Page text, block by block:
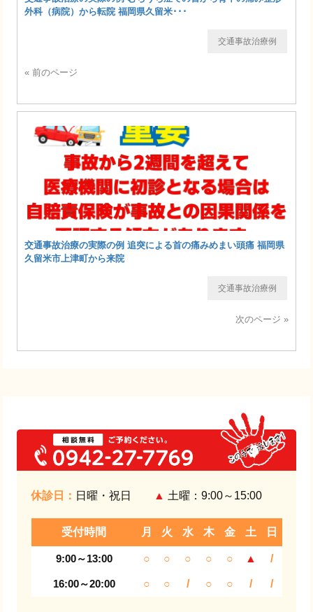
外科（病院）から転院 福岡県久留米･･･
交通事故治療例
« 前のページ
交通事故治療の実際の例 追突による首の痛みめまい頭痛 福岡県
久留米市上津町から来院
交通事故治療例
次のページ »
休診日： 日曜・祝日 ▲ 土曜：9:00～15:00
受付時間 月 火 水 木 金 土 日
9:00～13:00 ○ ○ ○ ○ ○ ▲ /
16:00～20:00 ○ ○ / ○ ○ / /